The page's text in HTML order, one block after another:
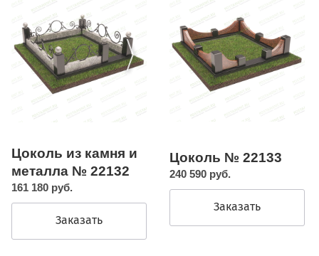
Цоколь из камня и
металла № 22132
161 180 руб.
Заказать
Цоколь № 22133
240 590 руб.
Заказать